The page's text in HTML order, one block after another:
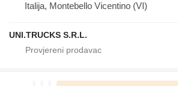
Italija, Montebello Vicentino (VI)
UNI.TRUCKS S.R.L.